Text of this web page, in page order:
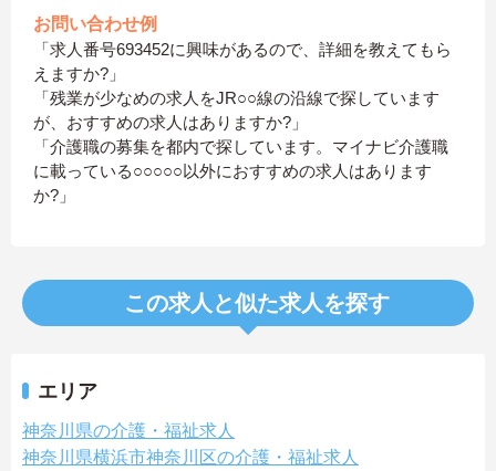
お問い合わせ例
「求人番号693452に興味があるので、詳細を教えてもら
えますか?」
「残業が少なめの求人をJR○○線の沿線で探しています
が、おすすめの求人はありますか?」
「介護職の募集を都内で探しています。マイナビ介護職
に載っている○○○○○以外におすすめの求人はあります
か?」
この求人と似た求人を探す
エリア
神奈川県の介護・福祉求人
神奈川県横浜市神奈川区の介護・福祉求人